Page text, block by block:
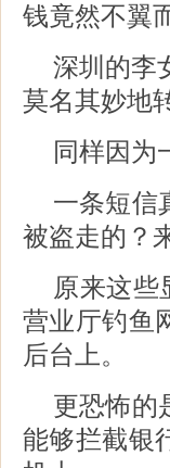
钱竟然不翼
深圳的李
莫名其妙地
同样因为
一条短信
被盗走的？
原来这些
营业厅钓鱼
后台上。
更恐怖的
能够拦截银